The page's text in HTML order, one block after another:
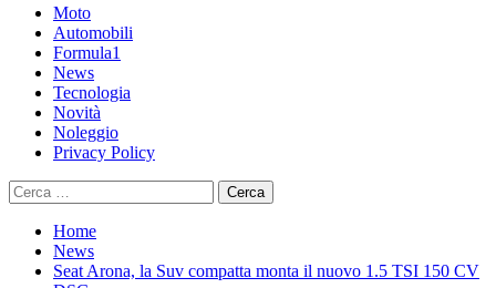
Moto
Automobili
Formula1
News
Tecnologia
Novità
Noleggio
Privacy Policy
Ricerca
per:
Home
News
Seat Arona, la Suv compatta monta il nuovo 1.5 TSI 150 CV